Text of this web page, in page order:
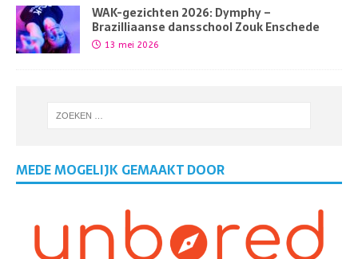
WAK-gezichten 2026: Dymphy –
Brazilliaanse dansschool Zouk Enschede
13 mei 2026
MEDE MOGELIJK GEMAAKT DOOR